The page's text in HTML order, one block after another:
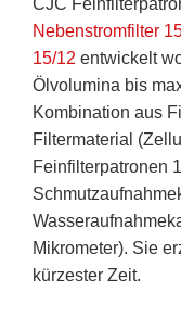
Nebenstromfilter
15/12 entwickelt
Ölvolumina bis
Kombination aus
Filtermaterial
Feinfilterpatronen
Mikrometer). Sie
kürzester Zeit.